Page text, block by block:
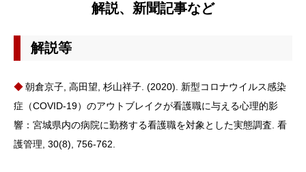
解説、新聞記事など
解説等
朝倉京子, 高田望, 杉山祥子. (2020). 新型コロナウイルス感染
症（COVID-19）のアウトブレイクが看護職に与える心理的影
響：宮城県内の病院に勤務する看護職を対象とした実態調査. 看
護管理, 30(8), 756-762.